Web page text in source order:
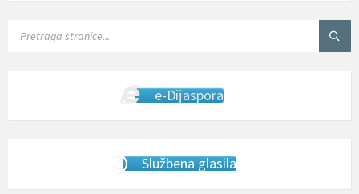
e-Dijaspora
Službena glasila